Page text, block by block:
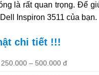
là rất quan trọng. Để
Inspiron 3511 của bạn.
chi tiết !!!
250.000 – 500.000 đ